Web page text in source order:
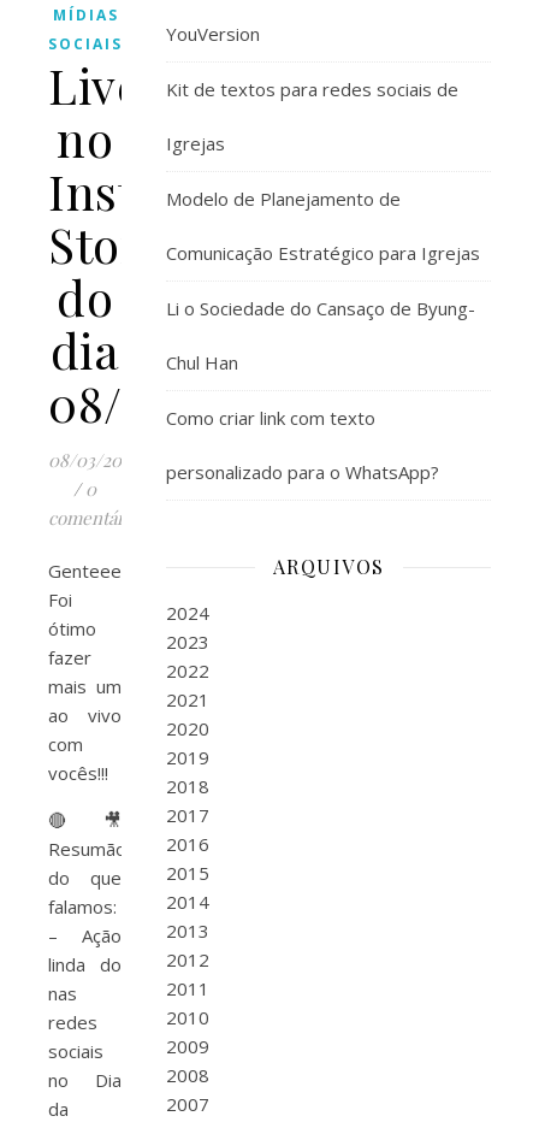
MÍDIAS
SOCIAIS
Live
no
Instagram
Stories
do
dia
08/03/2017
08/03/2017
/ 0
comentários
Genteeeeeee!
Foi
ótimo
fazer
mais um
ao vivo
com
vocês!!!
🔴🎥
Resumão
do que
falamos:
– Ação
linda do
nas
redes
sociais
no Dia
da
YouVersion
Kit de textos para redes sociais de
Igrejas
Modelo de Planejamento de
Comunicação Estratégico para Igrejas
Li o Sociedade do Cansaço de Byung-
Chul Han
Como criar link com texto
personalizado para o WhatsApp?
ARQUIVOS
2024
2023
2022
2021
2020
2019
2018
2017
2016
2015
2014
2013
2012
2011
2010
2009
2008
2007